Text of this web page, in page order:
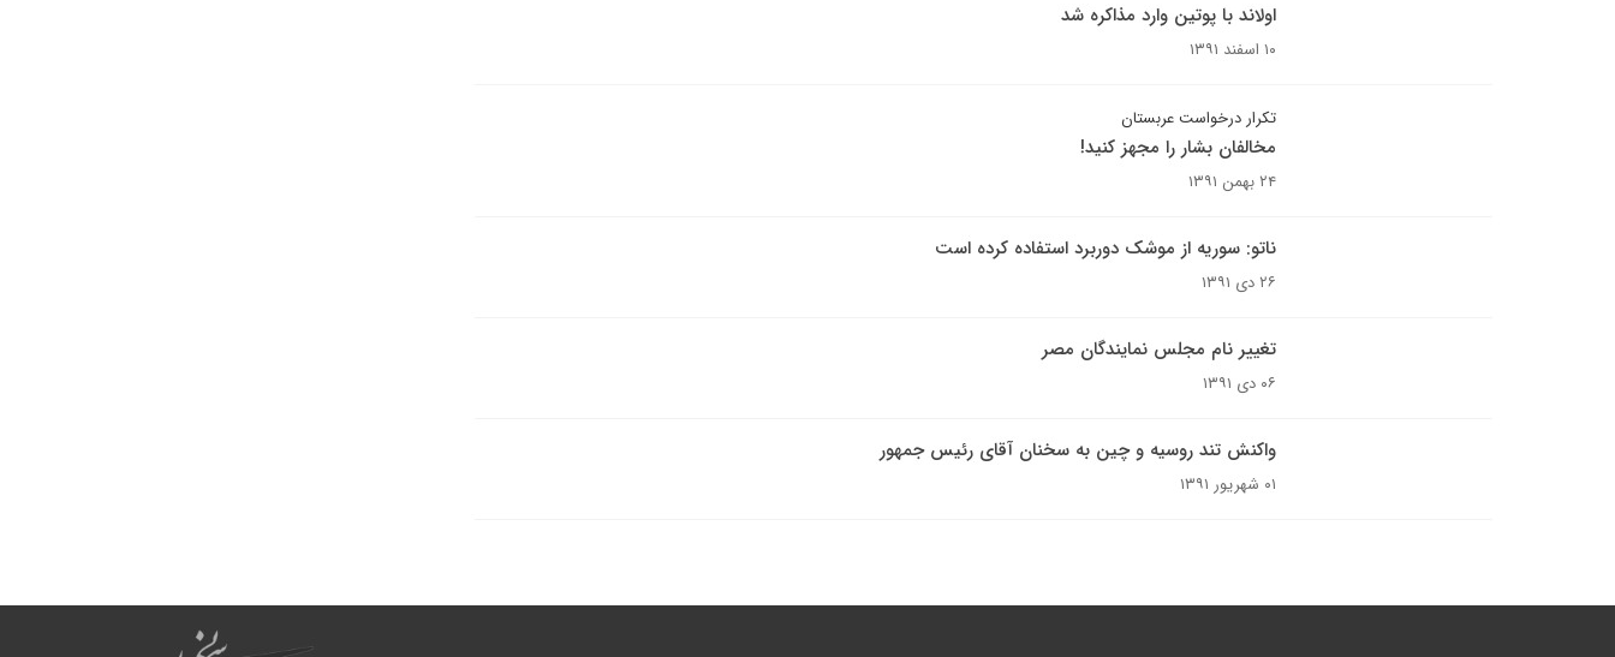
اولاند با پوتین وارد مذاکره شد
۱۰ اسفند ۱۳۹۱
تکرار درخواست عربستان
مخالفان بشار را مجهز کنید!
۲۴ بهمن ۱۳۹۱
ناتو: سوریه از موشک دوربرد استفاده کرده است
۲۶ دی ۱۳۹۱
تغییر نام مجلس نمایندگان مصر
۰۶ دی ۱۳۹۱
واکنش تند روسیه و چین به سخنان آقای رئیس جمهور
۰۱ شهریور ۱۳۹۱